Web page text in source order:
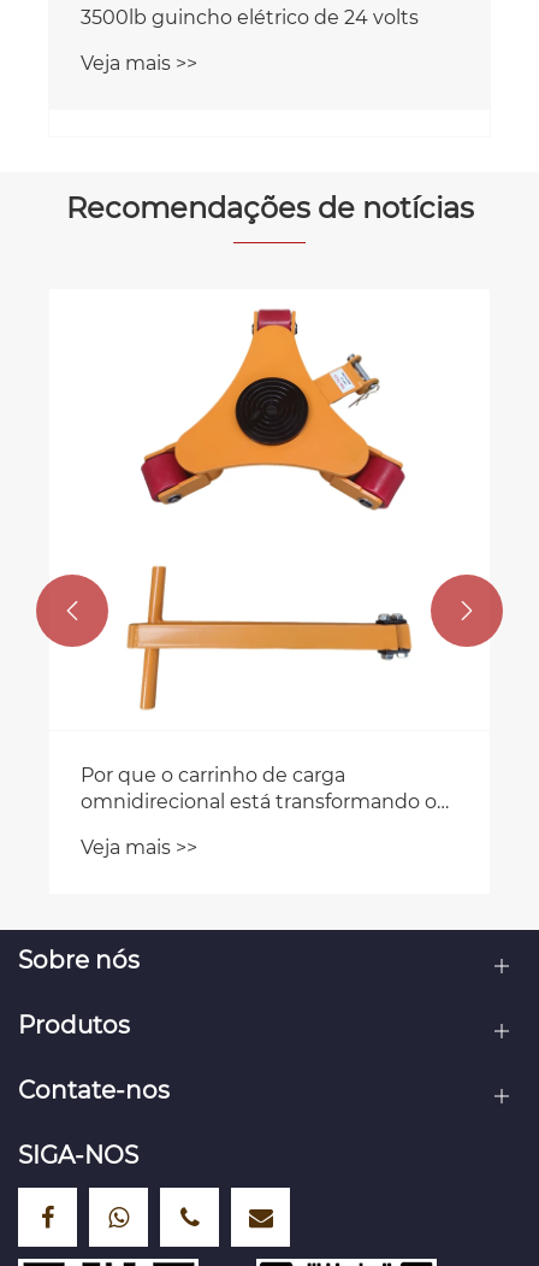
Recomendações de notícias
Como funciona a talha de corrente?
 
Sobre nós
Produtos
Contate-nos
SIGA-NOS